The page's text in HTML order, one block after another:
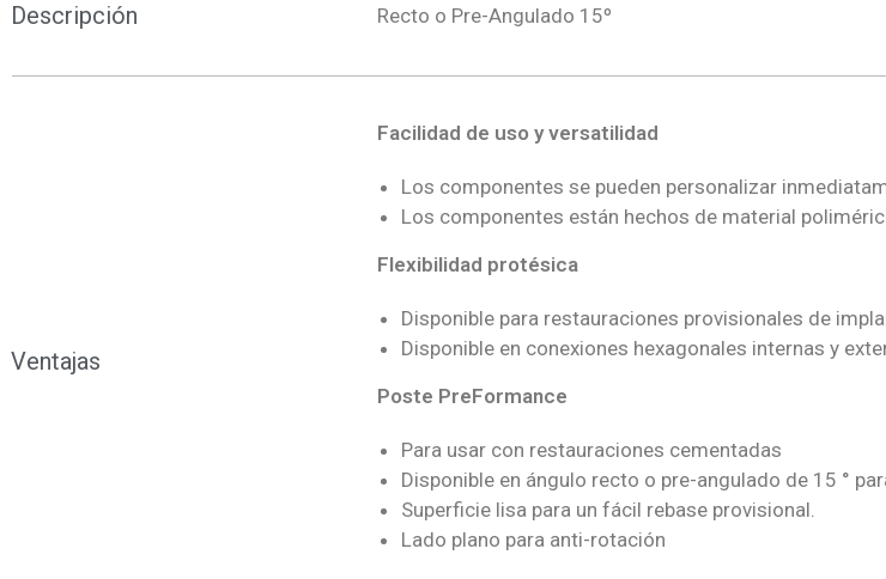
Descripción Recto o Pre-Angulado 15º
Ventajas
Facilidad de uso y versatilidad
Los componentes se pueden personalizar
Los componentes están hechos de material
Flexibilidad protésica
Disponible para restauraciones provisionales de
Disponible en conexiones hexagonales internas y
Poste PreFormance
Para usar con restauraciones cementadas
Disponible en ángulo recto o pre-angulado de 15 °
Superficie lisa para un fácil rebase provisional.
Lado plano para anti-rotación